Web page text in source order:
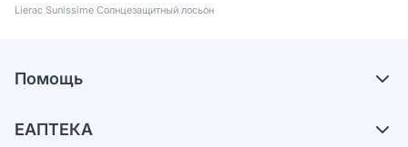
Lierac Sunissime Солнцезащитный лосьон
Помощь
Самовывоз из аптек
ЕАПТЕКА